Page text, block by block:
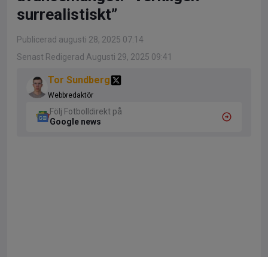
surrealistiskt”
Publicerad augusti 28, 2025 07:14
Senast Redigerad Augusti 29, 2025 09:41
Tor Sundberg
Webbredaktör
Följ Fotbolldirekt på
Google news